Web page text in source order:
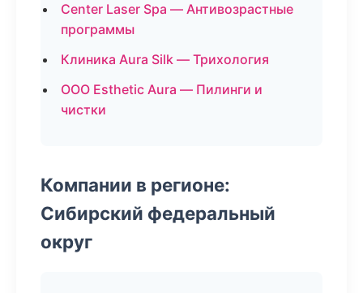
Center Laser Spa — Антивозрастные
программы
Клиника Aura Silk — Трихология
ООО Esthetic Aura — Пилинги и
чистки
Компании в регионе:
Сибирский федеральный
округ